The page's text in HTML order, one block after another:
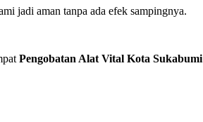
jadi aman tanpa ada efek sampingnya.
Pengobatan Alat Vital Kota Sukabumi